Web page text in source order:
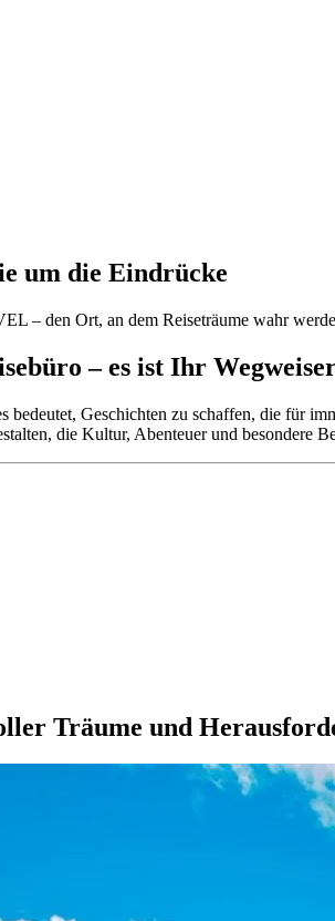
um die Eindrücke
– den Ort, an dem Reiseträume wahr
– es ist Ihr
bedeutet, Geschichten zu schaffen, die
die Kultur, Abenteuer und besondere
Träume und